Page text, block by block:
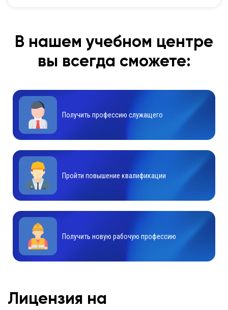
В нашем учебном центре
вы всегда сможете:
Получить профессию служащего
Пройти повышение квалификации
Получить новую рабочую профессию
Лицензия на